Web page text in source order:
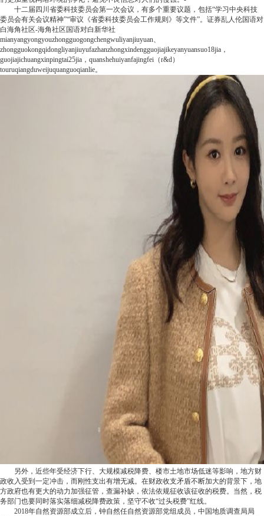
十二届四川省委科技委员会第一次会议，有多个重要议题，包括“学习中央科技
委员会有关会议精神”“审议《省委科技委员会工作规则》等文件”。 证券乱人伦国语对
白海角社区-海角社区国语对白新华社
mianyangyongyouzhongguogongchengwuliyanjiuyuan、
zhongguokongqidongliyanjiuyufazhanzhongxindengguojiajikeyanyuansuo18jia，
guojiajichuangxinpingtai25jia，quanshehuiyanfajingfei（r&d）
touruqiangduweijuquanguoqianlie。
另外，近些年受经济下行、大规模减税降费、楼市土地市场低迷等影响，地方财
政收入受到一定冲击，而刚性支出有增无减。在财政收支矛盾不断加大的背景下，地
方政府也有更大的动力加强征管，查漏补缺，依法依规征收该征收的税费。当然，税
务部门也要同时落实落细减税降费政策，坚守不收“过头税费”红线。
2018年自然资源部成立后，钟自然任自然资源部党组成员，中国地质调查局局